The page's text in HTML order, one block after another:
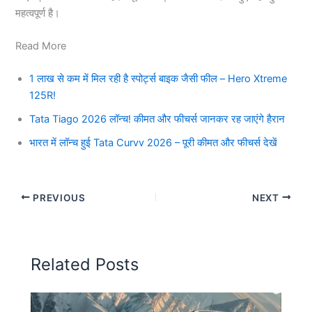
महत्वपूर्ण है।
Read More
1 लाख से कम में मिल रही है स्पोर्ट्स बाइक जैसी फील – Hero Xtreme
125R!
Tata Tiago 2026 लॉन्च! कीमत और फीचर्स जानकर रह जाएंगे हैरान
भारत में लॉन्च हुई Tata Curvv 2026 – पूरी कीमत और फीचर्स देखें
PREVIOUS NEXT
Related Posts